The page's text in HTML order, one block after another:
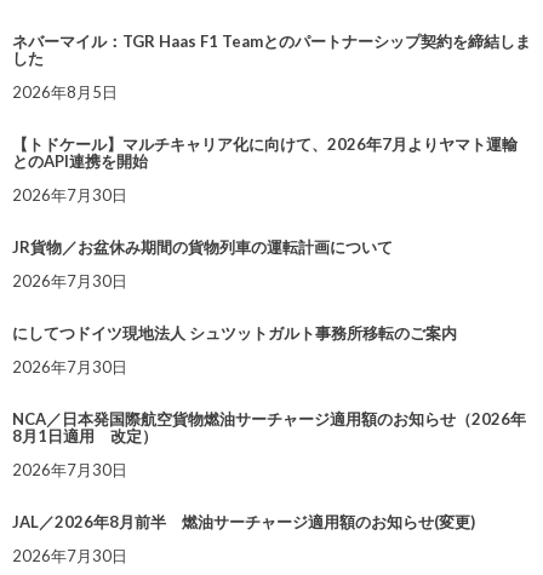
ネバーマイル：TGR Haas F1 Teamとのパートナーシップ契約を締結しま
した
2026年8月5日
【トドケール】マルチキャリア化に向けて、2026年7月よりヤマト運輸
とのAPI連携を開始
2026年7月30日
JR貨物／お盆休み期間の貨物列車の運転計画について
2026年7月30日
にしてつドイツ現地法人 シュツットガルト事務所移転のご案内
2026年7月30日
NCA／日本発国際航空貨物燃油サーチャージ適用額のお知らせ（2026年
8月1日適用 改定）
2026年7月30日
JAL／2026年8月前半 燃油サーチャージ適用額のお知らせ(変更)
2026年7月30日